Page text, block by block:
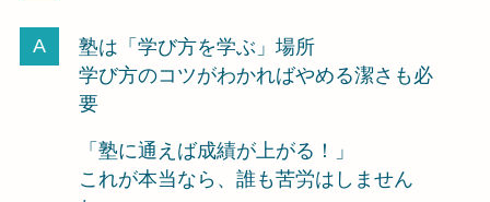
塾は「学び方を学ぶ」場所
学び方のコツがわかればやめる潔さも必
要
「塾に通えば成績が上がる！」
これが本当なら、誰も苦労はしません